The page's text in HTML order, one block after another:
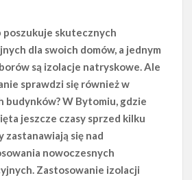
poszukuje skutecznych
dla swoich domów, a jednym
są izolacje natryskowe. Ale
sprawdzi się również w
budynków? W Bytomiu, gdzie
jeszcze czasy sprzed kilku
zastanawiają się nad
nowoczesnych
Zastosowanie izolacji